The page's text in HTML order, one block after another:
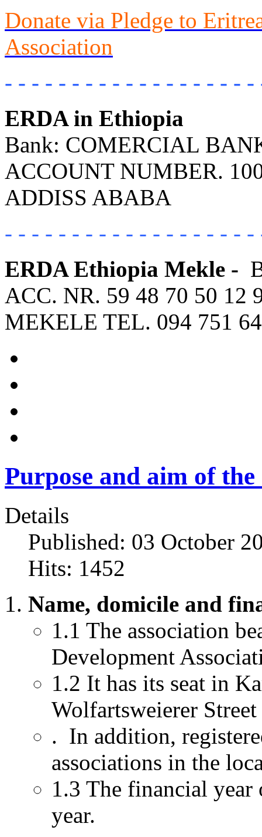
Donate via Pledge to
Association
- - - - - - - - - - - - - - - - - - -
ERDA in Ethiopia
Bank: COMERCIAL
ACCOUNT NUMBER.
ADDISS ABABA
- - - - - - - - - - - - - - - - - - -
ERDA Ethiopia Mekle -
ACC. NR. 59 48 70 50 12
MEKELE TEL. 094 751
Purpose and aim of the
Details
Published: 03 October
Hits: 1452
Name, domicile and
1.1 The association
Development
1.2 It has its seat in
Wolfartsweierer
. In addition,
associations in the
1.3 The financial year
year.